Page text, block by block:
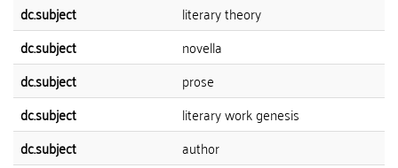
dc.subject
literary theory
dc.subject
novella
dc.subject
prose
dc.subject
literary work genesis
dc.subject
author